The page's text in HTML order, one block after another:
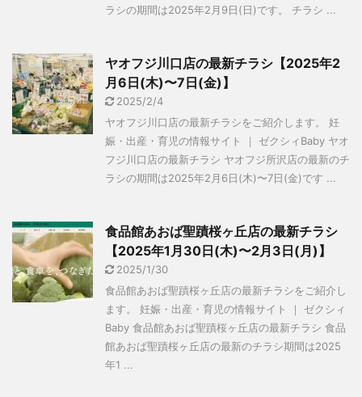
ラシの期間は2025年2月9日(日)です。 チラシ ...
ヤオフジ川口店の最新チラシ【2025年2
月6日(木)〜7日(金)】
2025/2/4
ヤオフジ川口店の最新チラシをご紹介します。 妊
娠・出産・育児の情報サイト ｜ ゼクシィBaby ヤオ
フジ川口店の最新チラシ ヤオフジ所沢店の最新のチ
ラシの期間は2025年2月6日(木)〜7日(金)です ...
食品館あおば聖蹟桜ヶ丘店の最新チラシ
【2025年1月30日(木)〜2月3日(月)】
2025/1/30
食品館あおば聖蹟桜ヶ丘店の最新チラシをご紹介し
ます。 妊娠・出産・育児の情報サイト ｜ ゼクシィ
Baby 食品館あおば聖蹟桜ヶ丘店の最新チラシ 食品
館あおば聖蹟桜ヶ丘店の最新のチラシ期間は2025
年1 ...